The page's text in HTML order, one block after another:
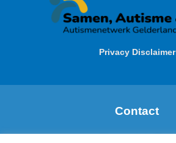
Privacy Disclaimer
Contact